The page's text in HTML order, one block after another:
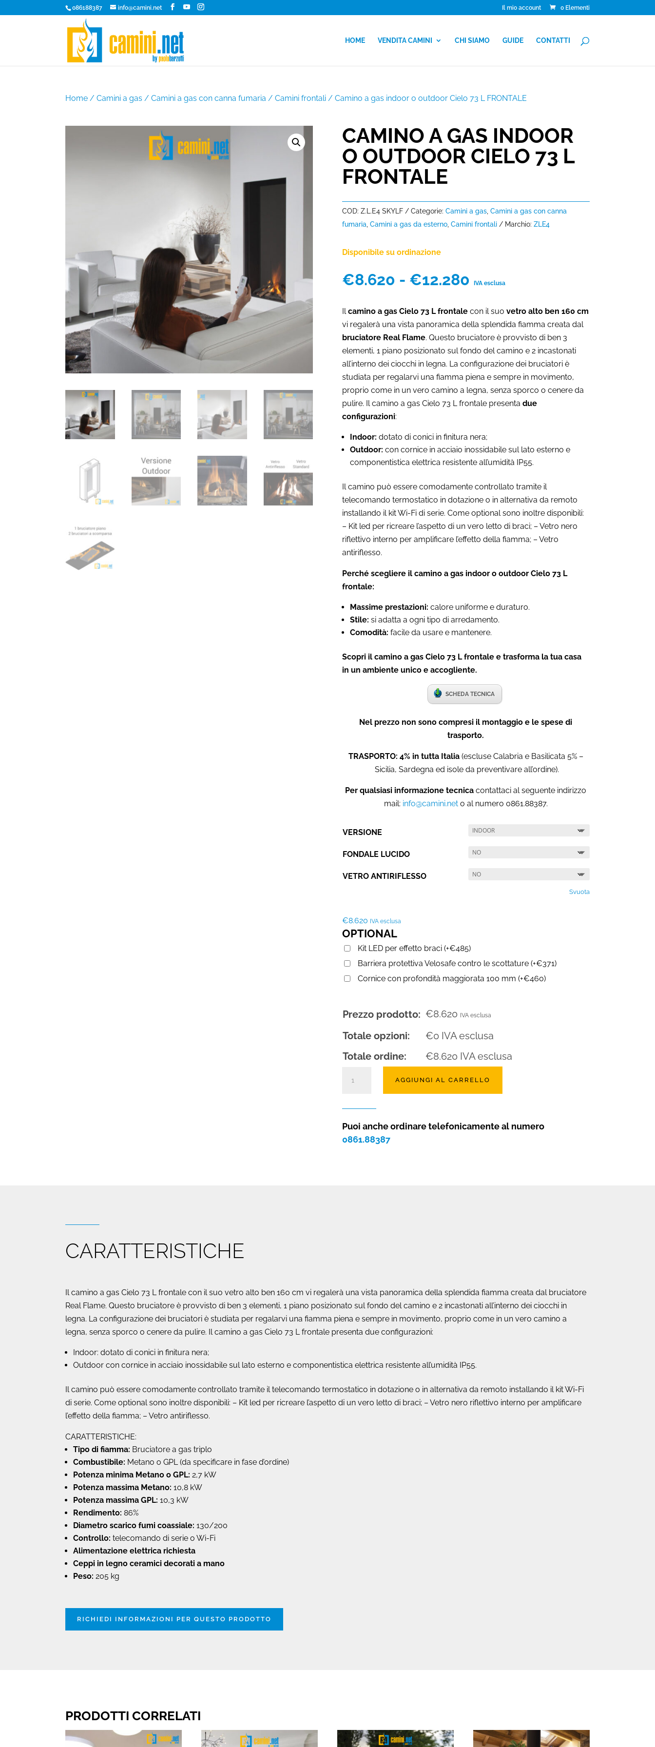
086188387 info@camini.net Il mio account 0 Elementi
HOME VENDITA CAMINI CHI SIAMO GUIDE CONTATTI
Home /Camini a gas /Camini a gas con canna fumaria /Camini frontali / Camino a gas indoor o outdoor Cielo 73 L FRONTALE
CAMINO A GAS INDOOR
O OUTDOOR CIELO 73 L
FRONTALE
COD: Z.L.E4 SKYLF Categorie: Camini a gas, Camini a gas con canna
fumaria Camini a gas da esterno, Camini frontali Marchio: ZLE4
Disponibile su ordinazione
€8.620 - €12.280 Fascia
prezzo:
da
€8.620
a
€12.280
IVA esclusa
Ilcamino a gas Cielo 73 L frontalecon il suo vetro alto ben 160 cm
vi regalerà una vista panoramica della splendida fiamma creata dal
bruciatore Real Flame. Questo bruciatore è provvisto di ben 3
elementi, 1 piano posizionato sul fondo del camino e 2 incastonati
all’interno dei ciocchi in legna. La configurazione dei bruciatori è
studiata per regalarvi una fiamma piena e sempre in movimento,
proprio come in un vero camino a legna, senza sporco o cenere da
pulire. Il camino a gas Cielo 73 L frontale presenta due
configurazioni:
Indoor: dotato di conici in finitura nera;
Outdoor: con cornice in acciaio inossidabile sul lato esterno e
componentistica elettrica resistente all’umidità IP55.
Il camino può essere comodamente controllato tramite il
telecomando termostatico in dotazione o in alternativa da remoto
installando il kit Wi-Fi di serie. Come optional sono inoltre disponibili:
– Kit led per ricreare l’aspetto di un vero letto di braci; – Vetro nero
riflettivo interno per amplificare l’effetto della fiamma; – Vetro
antiriflesso.
Perché scegliere il camino a gas indoor o outdoor Cielo 73 L
frontale:
Massime prestazioni: calore uniforme e duraturo.
Stile: si adatta a ogni tipo di arredamento.
Comodità: facile da usare e mantenere.
Scopri il camino a gas Cielo 73 L frontale e trasforma la tua casa
in un ambiente unico e accogliente.
SCHEDA TECNICA
Nel prezzo non sono compresi il montaggio e le spese di
trasporto.
TRASPORTO: 4% in tutta Italia (escluse Calabria e Basilicata 5% –
Sicilia, Sardegna ed isole da preventivare all’ordine).
Per qualsiasi informazione tecnica contattaci al seguente indirizzo
mail: info@camini.neto al numero 0861.88387.
VERSIONE
FONDALE LUCIDO
VETRO ANTIRIFLESSO
Svuota
€8.620 IVA esclusa
OPTIONAL
Kit LED per effetto braci (+€485)
Barriera protettiva Velosafe contro le scottature (+€371)
Cornice con profondità maggiorata 100 mm (+€460)
Prezzo prodotto: €8.620 IVA esclusa
Totale opzioni: €0 IVA esclusa
Totale ordine:
€8.620 IVA esclusa
o
outdoor
AGGIUNGI AL CARRELLO
Puoi anche ordinare telefonicamente al numero
0861.88387
CARATTERISTICHE
Il camino a gas Cielo 73 L frontale con il suo vetro alto ben 160 cm vi regalerà una vista panoramica della splendida fiamma creata dal bruciatore
Real Flame. Questo bruciatore è provvisto di ben 3 elementi, 1 piano posizionato sul fondo del camino e 2 incastonati all’interno dei ciocchi in
legna. La configurazione dei bruciatori è studiata per regalarvi una fiamma piena e sempre in movimento, proprio come in un vero camino a
legna, senza sporco o cenere da pulire. Il camino a gas Cielo 73 L frontale presenta due configurazioni:
Indoor: dotato di conici in finitura nera;
Outdoor con cornice in acciaio inossidabile sul lato esterno e componentistica elettrica resistente all’umidità IP55.
Il camino può essere comodamente controllato tramite il telecomando termostatico in dotazione o in alternativa da remoto installando il kit Wi-Fi
di serie. Come optional sono inoltre disponibili: – Kit led per ricreare l’aspetto di un vero letto di braci; – Vetro nero riflettivo interno per amplificare
l’effetto della fiamma; – Vetro antiriflesso.
CARATTERISTICHE:
Tipo di fiamma: Bruciatore a gas triplo
Combustibile: Metano o GPL (da specificare in fase d’ordine)
Potenza minima Metano o GPL: 2,7 kW
Potenza massima Metano: 10,8 kW
Potenza massima GPL: 10,3 kW
Rendimento: 86%
Diametro scarico fumi coassiale: 130/200
Controllo: telecomando di serie o Wi-Fi
Alimentazione elettrica richiesta
Ceppi in legno ceramici decorati a mano
Peso: 205 kg
RICHIEDI INFORMAZIONI PER QUESTO PRODOTTO
PRODOTTI CORRELATI